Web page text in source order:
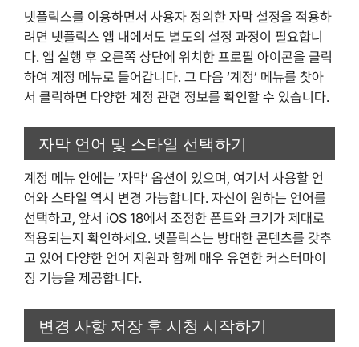
넷플릭스를 이용하면서 사용자 정의한 자막 설정을 적용하
려면 넷플릭스 앱 내에서도 별도의 설정 과정이 필요합니
다. 앱 실행 후 오른쪽 상단에 위치한 프로필 아이콘을 클릭
하여 계정 메뉴로 들어갑니다. 그 다음 ‘계정’ 메뉴를 찾아
서 클릭하면 다양한 계정 관련 정보를 확인할 수 있습니다.
자막 언어 및 스타일 선택하기
계정 메뉴 안에는 ‘자막’ 옵션이 있으며, 여기서 사용할 언
어와 스타일 역시 변경 가능합니다. 자신이 원하는 언어를
선택하고, 앞서 iOS 18에서 조정한 폰트와 크기가 제대로
적용되는지 확인하세요. 넷플릭스는 방대한 콘텐츠를 갖추
고 있어 다양한 언어 지원과 함께 매우 유연한 커스터마이
징 기능을 제공합니다.
변경 사항 저장 후 시청 시작하기